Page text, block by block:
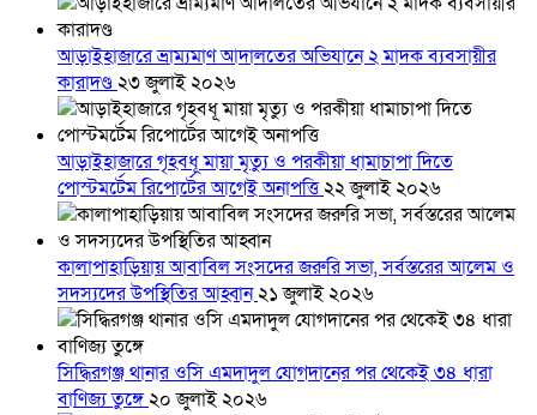
আড়াইহাজারে ভ্রাম্যমাণ আদালতের অভিযানে ২ মাদক ব্যবসায়ীর
কারাদণ্ড২৩ জুলাই ২০২৬
আড়াইহাজারে গৃহবধূ মায়া মৃত্যু ও পরকীয়া ধামাচাপা দিতে
পোস্টমর্টেম রিপোর্টের আগেই অনাপত্তি২২ জুলাই ২০২৬
কালাপাহাড়িয়ায় আবাবিল সংসদের জরুরি সভা, সর্বস্তরের আলেম ও
সদস্যদের উপস্থিতির আহ্বান২১ জুলাই ২০২৬
সিদ্ধিরগঞ্জ থানার ওসি এমদাদুল যোগদানের পর থেকেই ৩৪ ধারা
বাণিজ্য তুঙ্গে২০ জুলাই ২০২৬